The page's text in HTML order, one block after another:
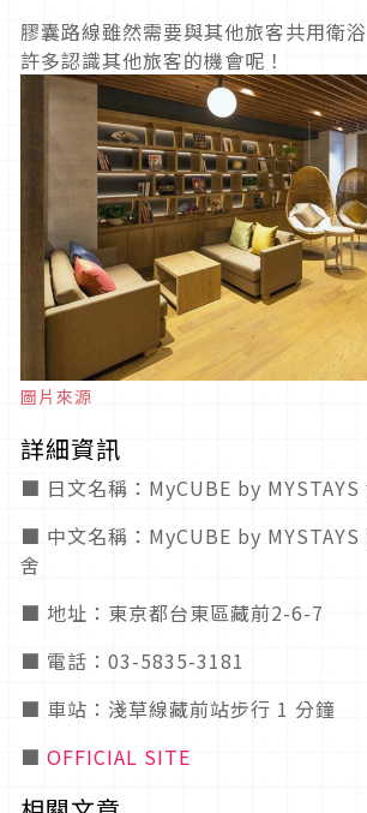
膠囊路線雖然需要與其他旅客共用衛
許多認識其他旅客的機會呢！
圖片來源
詳細資訊
■ 日文名稱：MyCUBE by MYSTAYS
■ 中文名稱：MyCUBE by MYSTAYS
舍
■ 地址：東京都台東區藏前2-6-7
■ 電話：03-5835-3181
■ 車站：淺草線藏前站步行 1 分鐘
■ OFFICIAL SITE